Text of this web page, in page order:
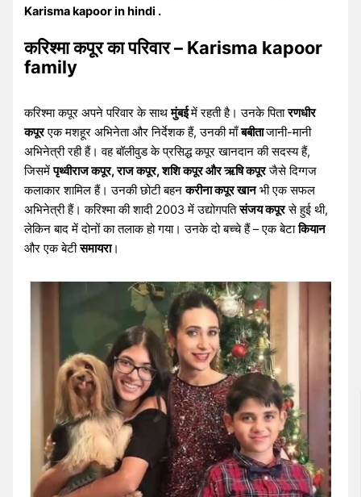
Karisma kapoor in hindi .
करिश्मा कपूर का परिवार – Karisma kapoor
family
करिश्मा कपूर अपने परिवार के साथमुंबईमें रहती है। उनके पितारणधीर
कपूरएक मशहूर अभिनेता और निर्देशक हैं, उनकी माँबबीताजानी-मानी
अभिनेत्री रही हैं। वह बॉलीवुड के प्रसिद्ध कपूर खानदान की सदस्य हैं,
जिसमेंपृथ्वीराज कपूर, राज कपूर, शशि कपूर और ऋषि कपूरजैसे दिग्गज
कलाकार शामिल हैं। उनकी छोटी बहनकरीना कपूर खानभी एक सफल
अभिनेत्री हैं। करिश्मा की शादी 2003 में उद्योगपतिसंजय कपूरसे हुई थी,
लेकिन बाद में दोनों का तलाक हो गया। उनके दो बच्चे हैं – एक बेटाकियान
और एक बेटीसमायरा।